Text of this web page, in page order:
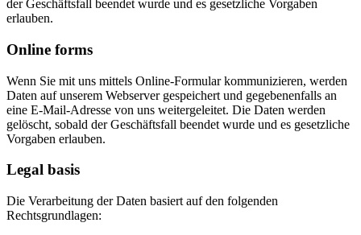
der Geschäftsfall beendet wurde und es gesetzliche Vorgaben
erlauben.
Online forms
Wenn Sie mit uns mittels Online-Formular kommunizieren, werden
Daten auf unserem Webserver gespeichert und gegebenenfalls an
eine E-Mail-Adresse von uns weitergeleitet. Die Daten werden
gelöscht, sobald der Geschäftsfall beendet wurde und es gesetzliche
Vorgaben erlauben.
Legal basis
Die Verarbeitung der Daten basiert auf den folgenden
Rechtsgrundlagen: